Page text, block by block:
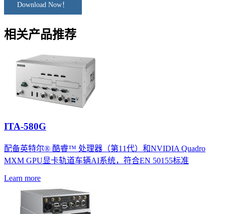
Download Now！
相关产品推荐
ITA-580G
配备英特尔® 酷睿™ 处理器（第11代）和NVIDIA Quadro
MXM GPU显卡轨道车辆AI系统，符合EN 50155标准
Learn more